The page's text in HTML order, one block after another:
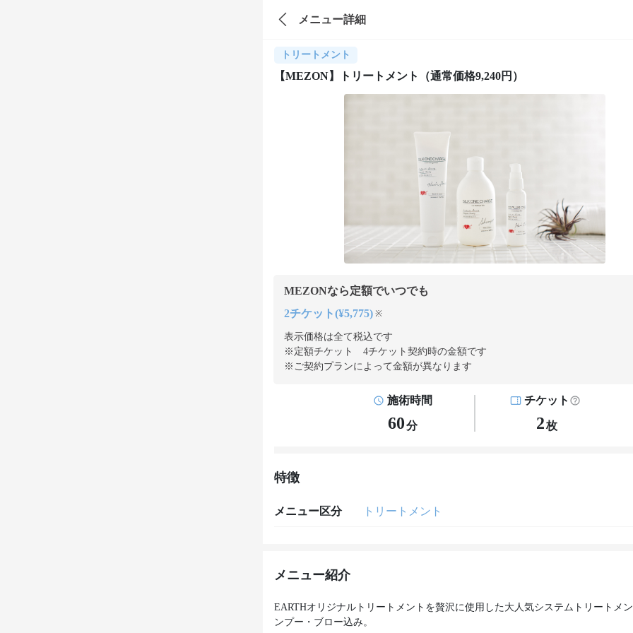
メニュー詳細
トリートメント
【MEZON】トリートメント（通常価格9,240円）
MEZONなら定額でいつでも
2チケット(¥5,775) ※
表示価格は全て税込です
※定額チケット 4チケット契約時の金額です
※ご契約プランによって金額が異なります
施術時間
60分
チケット
2枚
特徴
メニュー区分 トリートメント
メニュー紹介
EARTHオリジナルトリートメントを贅沢に使用した大人気システムトリートメ
ンプー・ブロー込み。